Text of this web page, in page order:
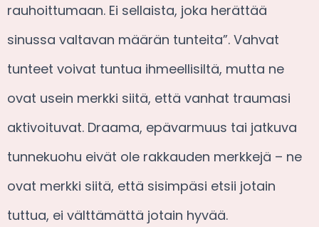
rauhoittumaan. Ei sellaista, joka herättää
sinussa valtavan määrän tunteita”. Vahvat
tunteet voivat tuntua ihmeellisiltä, mutta ne
ovat usein merkki siitä, että vanhat traumasi
aktivoituvat. Draama, epävarmuus tai jatkuva
tunnekuohu eivät ole rakkauden merkkejä – ne
ovat merkki siitä, että sisimpäsi etsii jotain
tuttua, ei välttämättä jotain hyvää.